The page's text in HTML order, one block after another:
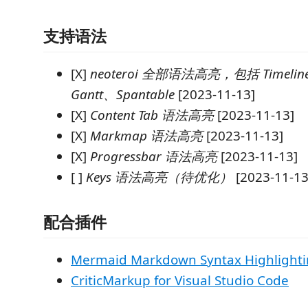
支持语法
[X] neoteroi 全部语法高亮，包括
Gantt、Spantable [2023-11-13]
[X] Content Tab 语法高亮[2023-11-13]
[X] Markmap 语法高亮[2023-11-13]
[X] Progressbar 语法高亮[2023-11-13]
[ ] Keys 语法高亮（待优化） [2023-11-
配合插件
Mermaid Markdown Syntax
CriticMarkup for Visual Studio Code